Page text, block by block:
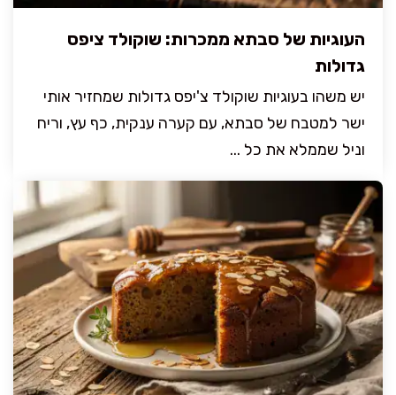
העוגיות של סבתא ממכרות: שוקולד ציפס
גדולות
יש משהו בעוגיות שוקולד צ'יפס גדולות שמחזיר אותי
ישר למטבח של סבתא, עם קערה ענקית, כף עץ, וריח
וניל שממלא את כל ...